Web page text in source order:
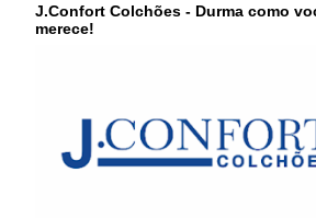
J.Confort Colchões - Durma como
merece!